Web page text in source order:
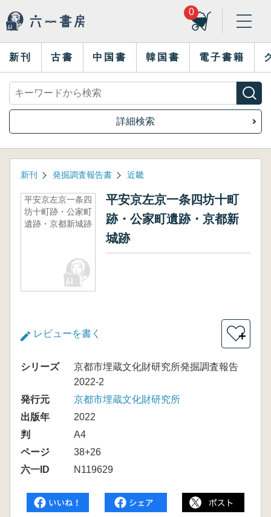
0
新刊 古書 中国書 韓国書 電子書籍
詳細検索
新刊 発掘調査報告書 近畿
平安京左京一条四
坊十町跡・公家町
遺跡・京都新城跡
平安京左京一条四坊十町
跡・公家町遺跡・京都新
城跡
レビューを書く ＋
シリーズ
京都市埋蔵文化財研究所発掘調査報告
2022-2
発行元
京都市埋蔵文化財研究所
出版年
2022
判
A4
ページ
38+26
六一ID
N119629